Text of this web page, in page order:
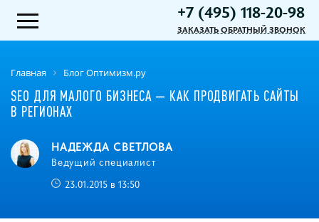
+7 (495) 118-20-98
ЗАКАЗАТЬ ОБРАТНЫЙ ЗВОНОК
Главная Блог Оптимизм.ру
SЕО ДЛЯ МАЛОГО БИЗНЕСА — КАК ПРОДВИГАТЬ САЙТЫ
В РЕГИОНАХ
НАДЕЖДА СВЕТЛОВА
Ведущий специалист
23.01.2015 в 13:50